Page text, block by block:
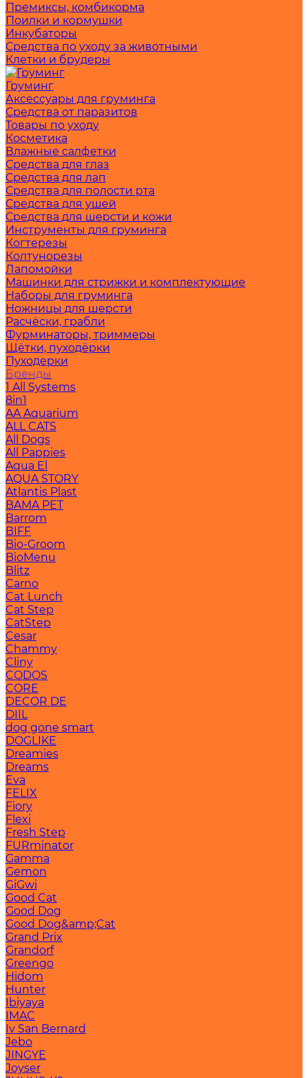
Премиксы, комбикорма
Поилки и кормушки
Инкубаторы
Средства по уходу за животными
Клетки и брудеры
Груминг
Аксессуары для груминга
Средства от паразитов
Товары по уходу
Косметика
Влажные салфетки
Средства для глаз
Средства для лап
Средства для полости рта
Средства для ушей
Средства для шерсти и кожи
Инструменты для груминга
Когтерезы
Колтунорезы
Лапомойки
Машинки для стрижки и комплектующие
Наборы для груминга
Ножницы для шерсти
Расчёски, грабли
Фурминаторы, триммеры
Щётки, пуходёрки
Пуходерки
Бренды
1 All Systems
8in1
AA Aquarium
ALL CATS
All Dogs
All Pappies
Aqua El
AQUA STORY
Atlantis Plast
BAMA PET
Barrom
BIFF
Bio-Groom
BioMenu
Blitz
Carno
Cat Lunch
Cat Step
CatStep
Cesar
Chammy
Cliny
CODOS
CORE
DECOR DE
DIIL
dog gone smart
DOGLIKE
Dreamies
Dreams
Eva
FELIX
Fiory
Flexi
Fresh Step
FURminator
Gamma
Gemon
GiGwi
Good Cat
Good Dog
Good Dog&amp;Cat
Grand Prix
Grandorf
Greengo
Hidom
Hunter
Ibiyaya
IMAC
Iv San Bernard
Jebo
JINGYE
Joyser